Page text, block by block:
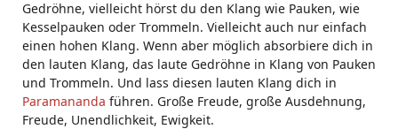
Gedröhne, vielleicht hörst du den Klang wie Pauken, wie
Kesselpauken oder Trommeln. Vielleicht auch nur einfach
einen hohen Klang. Wenn aber möglich absorbiere dich in
den lauten Klang, das laute Gedröhne in Klang von Pauken
und Trommeln. Und lass diesen lauten Klang dich in
Paramananda führen. Große Freude, große Ausdehnung,
Freude, Unendlichkeit, Ewigkeit.